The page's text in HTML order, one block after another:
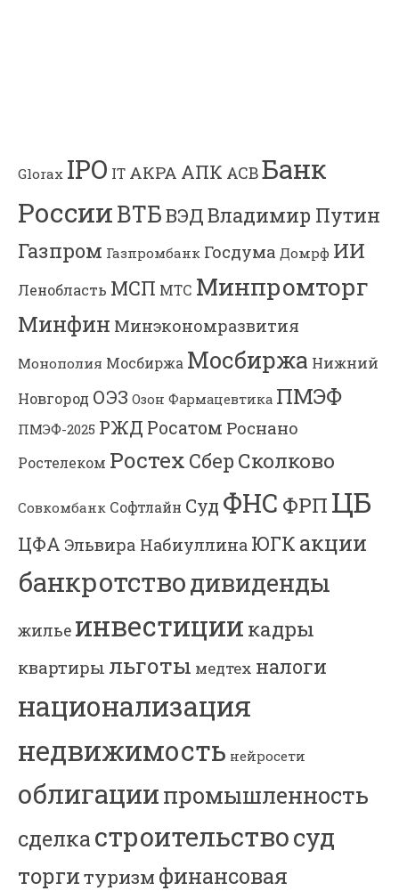
Glorax IPO IT АКРА АПК АСВБанк
РоссииВТБВЭДВладимир Путин
Газпром Газпромбанк Госдума Домрф ИИ
Ленобласть МСП МТС Минпромторг
Минфин Минэкономразвития
Монополия Мосбиржа Мосбиржа Нижний
Новгород ОЭЗ Озон Фармацевтика ПМЭФ
ПМЭФ-2025 РЖД Росатом Роснано
Ростелеком Ростех Сбер Сколково
Совкомбанк Софтлайн Суд ФНС ФРП ЦБ
ЦФА Эльвира Набиуллина ЮГК акции
банкротстводивиденды
жилье инвестиции кадры
квартиры льготы медтех налоги
национализация
недвижимость нейросети
облигациипромышленность
сделкастроительствосуд
торгитуризм финансовая